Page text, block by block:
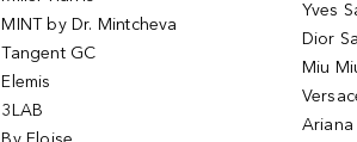
MINT by Dr. Mintcheva
Tangent GC
Elemis
3LAB
Yves
Dior
Miu